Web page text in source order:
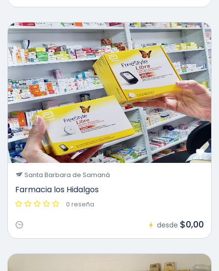
Santa Barbara de Samaná
Farmacia los Hidalgos
0 reseña
desde $0,00